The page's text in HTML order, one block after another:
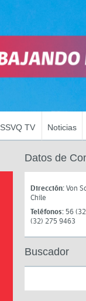
SSVQ TV Noticias
Datos de
Dirección:Von
Chile
Teléfonos: 56
(32) 275 9463
Buscador